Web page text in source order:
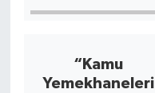
“Kamu
Yemekhaneleri